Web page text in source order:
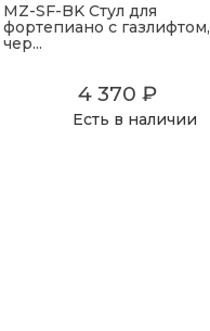
MZ-SF-BK Стул для
фортепиано с газлифтом,
чер...
4 370 ₽
Есть в наличии